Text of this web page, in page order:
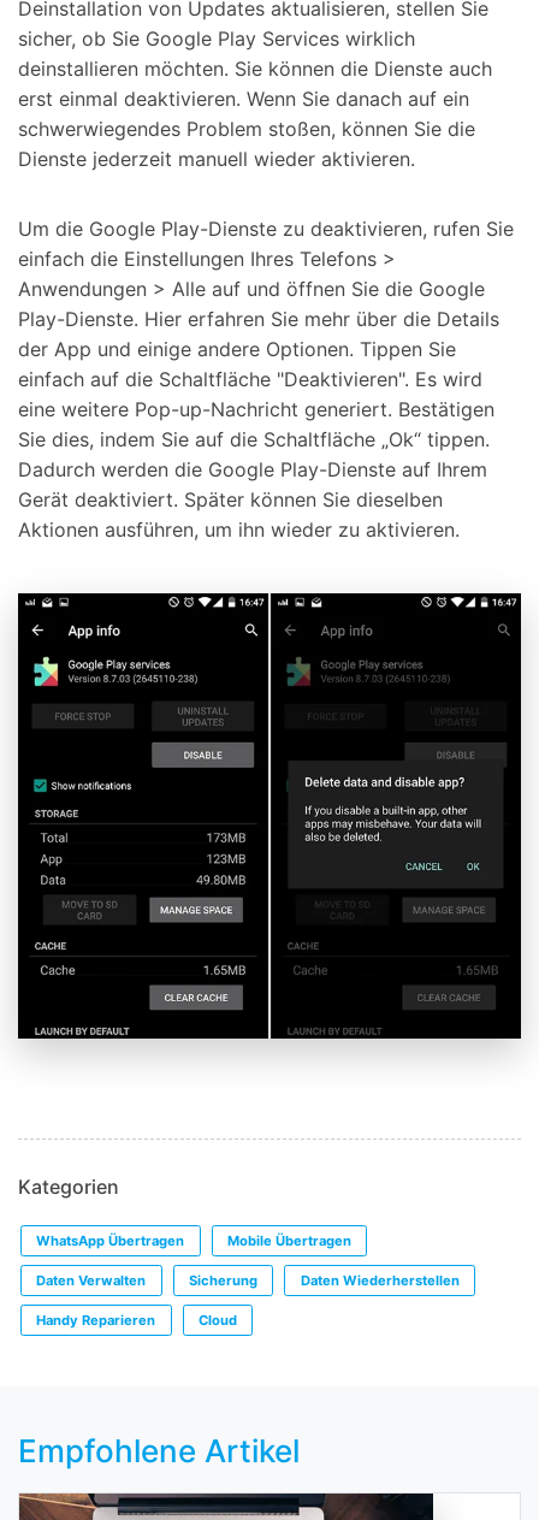
Deinstallation von Updates aktualisieren, stellen Sie
sicher, ob Sie Google Play Services wirklich
deinstallieren möchten. Sie können die Dienste auch
erst einmal deaktivieren. Wenn Sie danach auf ein
schwerwiegendes Problem stoßen, können Sie die
Dienste jederzeit manuell wieder aktivieren.
Um die Google Play-Dienste zu deaktivieren, rufen Sie
einfach die Einstellungen Ihres Telefons >
Anwendungen > Alle auf und öffnen Sie die Google
Play-Dienste. Hier erfahren Sie mehr über die Details
der App und einige andere Optionen. Tippen Sie
einfach auf die Schaltfläche "Deaktivieren". Es wird
eine weitere Pop-up-Nachricht generiert. Bestätigen
Sie dies, indem Sie auf die Schaltfläche „Ok“ tippen.
Dadurch werden die Google Play-Dienste auf Ihrem
Gerät deaktiviert. Später können Sie dieselben
Aktionen ausführen, um ihn wieder zu aktivieren.
Kategorien
WhatsApp Übertragen Mobile Übertragen
Daten Verwalten Sicherung Daten Wiederherstellen
Handy Reparieren Cloud
Empfohlene Artikel